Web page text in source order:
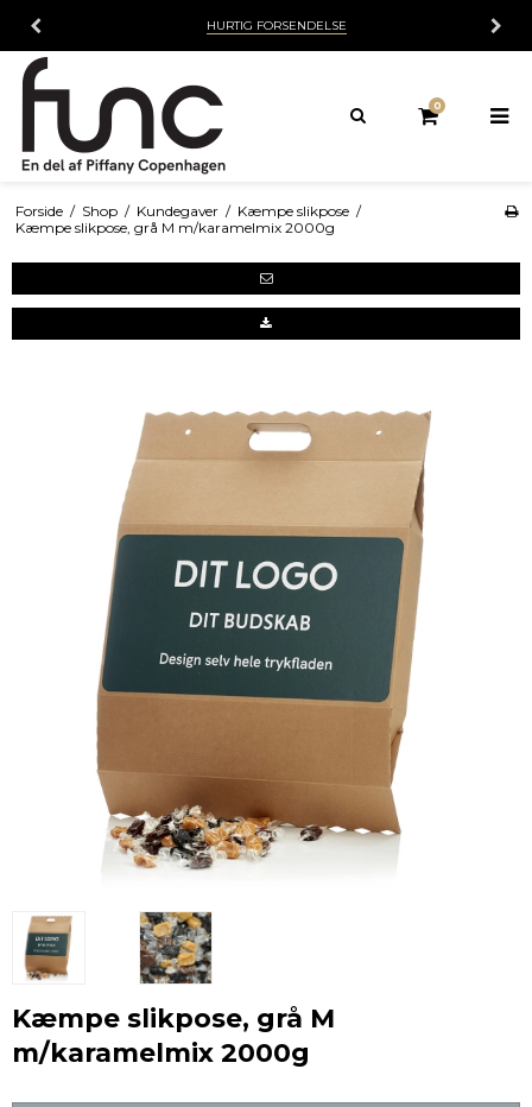
HURTIG FORSENDELSE
0
Forside / Shop / Kundegaver / Kæmpe slikpose /
Kæmpe slikpose, grå M m/karamelmix 2000g
Kæmpe slikpose, grå M
m/karamelmix 2000g